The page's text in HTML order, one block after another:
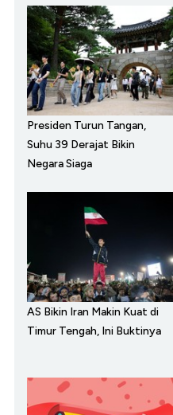
Presiden Turun Tangan,
Suhu 39 Derajat Bikin
Negara Siaga
AS Bikin Iran Makin Kuat di
Timur Tengah, Ini Buktinya